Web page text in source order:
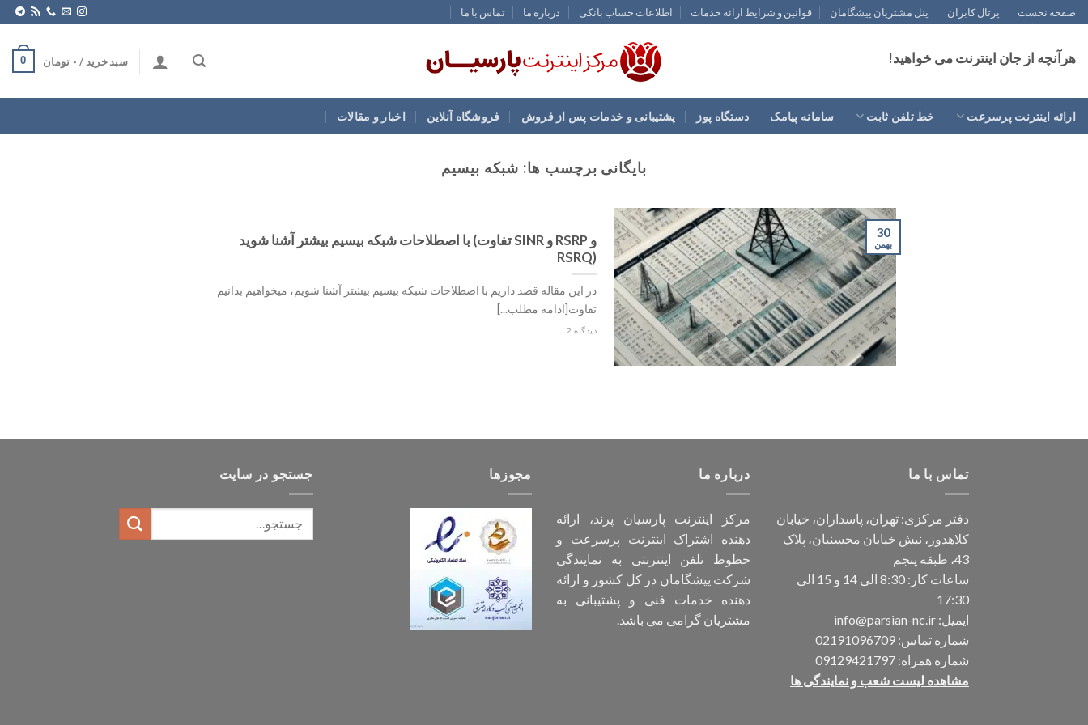
پرش
به
محتوا
صفحه نخست پرتال کابران پنل مشتریان پیشگامان قوانین و شرایط ارائه خدمات اطلاعات حساب بانکی درباره ما تماس با ما
هرآنچه از جان اینترنت می خواهید! سبد خرید / ۰ تومان 0
ارائه اینترنت پرسرعت خط تلفن ثابت سامانه پیامک دستگاه پوز پشتیبانی و خدمات پس از فروش فروشگاه آنلاین اخبار و مقالات
بایگانی برچسب ها: شبکه بیسیم
با اصطلاحات شبکه بیسیم بیشتر آشنا شوید (تفاوت SINR و RSRP و
RSRQ)
در این مقاله قصد داریم با اصطلاحات شبکه بیسیم بیشتر آشنا شویم، میخواهیم بدانیم
تفاوت[ادامه مطلب...]
2 دیدگاه
30
بهمن
تماس با ما
دفتر مرکزی: تهران، پاسداران، خیابان
کلاهدوز، نبش خیابان محسنیان، پلاک
43، طبقه پنجم
ساعات کار: 8:30 الی 14 و 15 الی
17:30
ایمیل: info@parsian-nc.ir
شماره تماس: 02191096709
شماره همراه: 09129421797
مشاهده لیست شعب و نمایندگی ها
درباره ما
مرکز اینترنت پارسیان پرند، ارائه
دهنده اشتراک اینترنت پرسرعت و
خطوط تلفن اینترنتی به نمایندگی
شرکت پیشگامان در کل کشور و ارائه
دهنده خدمات فنی و پشتیبانی به
مشتریان گرامی می باشد.
مجوزها جستجو در سایت